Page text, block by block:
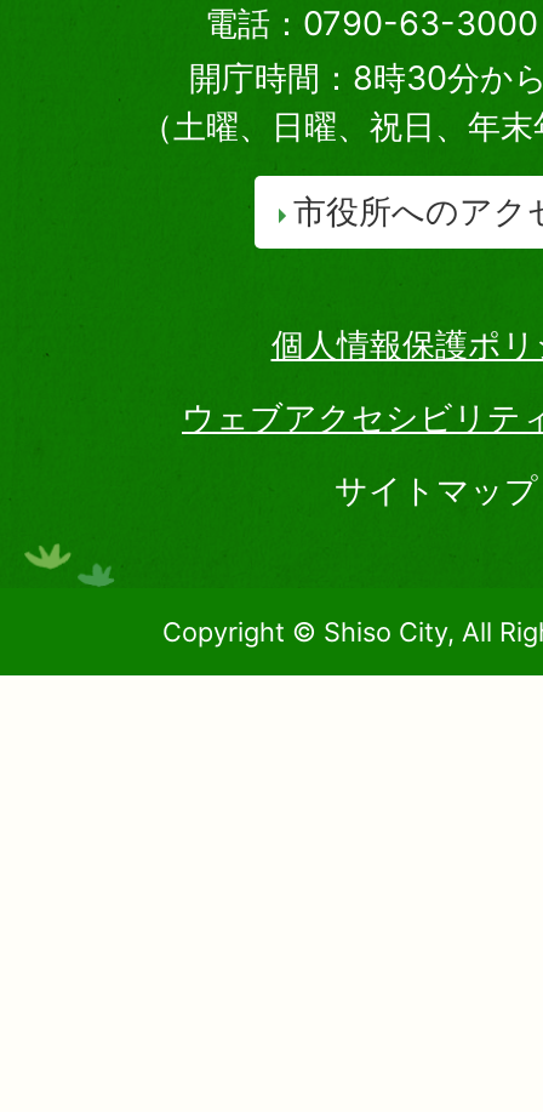
電話：0790-63-3000
開庁時間：8時30分か
（土曜、日曜、祝日、年
市役所へのアク
個人情報保護ポ
ウェブアクセシビリテ
サイトマップ
Copyright © Shiso City, All